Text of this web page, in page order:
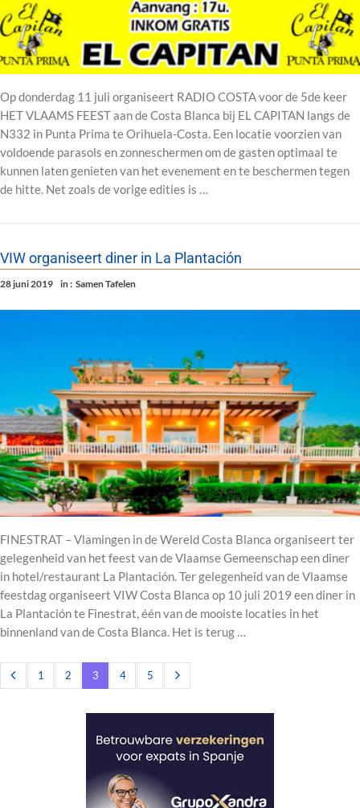
Op donderdag 11 juli organiseert RADIO COSTA voor de 5de keer
HET VLAAMS FEEST aan de Costa Blanca bij EL CAPITAN langs de
N332 in Punta Prima te Orihuela-Costa. Een locatie voorzien van
voldoende parasols en zonneschermen om de gasten optimaal te
kunnen laten genieten van het evenement en te beschermen tegen
de hitte. Net zoals de vorige edities is …
VIW organiseert diner in La Plantación
28 juni 2019 in : Samen Tafelen
FINESTRAT – Vlamingen in de Wereld Costa Blanca organiseert ter
gelegenheid van het feest van de Vlaamse Gemeenschap een diner
in hotel/restaurant La Plantación. Ter gelegenheid van de Vlaamse
feestdag organiseert VIW Costa Blanca op 10 juli 2019 een diner in
La Plantación te Finestrat, één van de mooiste locaties in het
binnenland van de Costa Blanca. Het is terug …
1 2 3 4 5